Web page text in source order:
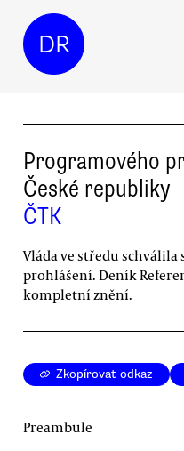
DR
Programového
České republiky
ČTK
Vláda ve středu schválila
prohlášení. Deník
kompletní znění.
Zkopírovat odkaz
Preambule